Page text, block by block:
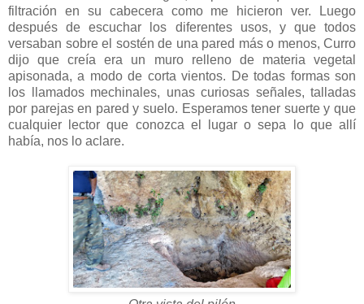
filtración en su cabecera como me hicieron ver. Luego
después de escuchar los diferentes usos, y que todos
versaban sobre el sostén de una pared más o menos, Curro
dijo que creía era un muro relleno de materia vegetal
apisonada, a modo de corta vientos. De todas formas son
los llamados mechinales, unas curiosas señales, talladas
por parejas en pared y suelo. Esperamos tener suerte y que
cualquier lector que conozca el lugar o sepa lo que allí
había, nos lo aclare.